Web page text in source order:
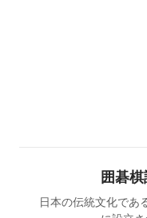
囲碁
日本の伝統文化であ